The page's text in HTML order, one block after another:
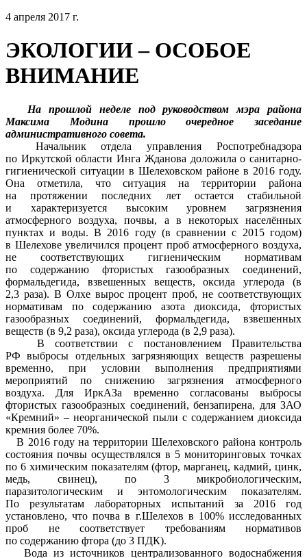
4 апреля 2017 г.
ЭКОЛОГИИ – ОСОБОЕ
ВНИМАНИЕ
На прошлой неделе под руководством мэра района
Максима Модина прошло очередное заседание
административного совета.
Начальник отдела управления Роспотребнадзора
по Иркутской области Инга Жданова доложила о санитарно-
гигиенической ситуации в Шелеховском районе в 2016 году.
Она отметила, что ситуация на территории района
на протяжении последних лет остается стабильной
и характеризуется высоким уровнем загрязнения
атмосферного воздуха, почвы, а в некоторых населённых
пунктах и воды. В 2016 году (в сравнении с 2015 годом)
в Шелехове увеличился процент проб атмосферного воздуха,
не соответствующих гигиеническим нормативам
по содержанию фтористых газообразных соединений,
формальдегида, взвешенных веществ, оксида углерода (в
2,3 раза). В Олхе вырос процент проб, не соответствующих
нормативам по содержанию азота диоксида, фтористых
газообразных соединений, формальдегида, взвешенных
веществ (в 9,2 раза), оксида углерода (в 2,9 раза).
В соответствии с постановлением Правительства
РФ выбросы отдельных загрязняющих веществ разрешены
временно, при условии выполнения предприятиями
мероприятий по снижению загрязнения атмосферного
воздуха. Для ИркАЗа временно согласованы выбросы
фтористых газообразных соединений, бензапирена, для ЗАО
«Кремний» – неорганической пыли с содержанием диоксида
кремния более 70%.
В 2016 году на территории Шелеховского района контроль
состояния почвы осуществлялся в 5 мониторинговых точках
по 6 химическим показателям (фтор, марганец, кадмий, цинк,
медь, свинец), по 3 микробиологическим,
паразитологическим и энтомологическим показателям.
По результатам лабораторных испытаний за 2016 год
установлено, что почва в г.Шелехов в 100% исследованных
проб не соответствует требованиям нормативов
по содержанию фтора (до 3 ПДК).
Вода из источников централизованного водоснабжения